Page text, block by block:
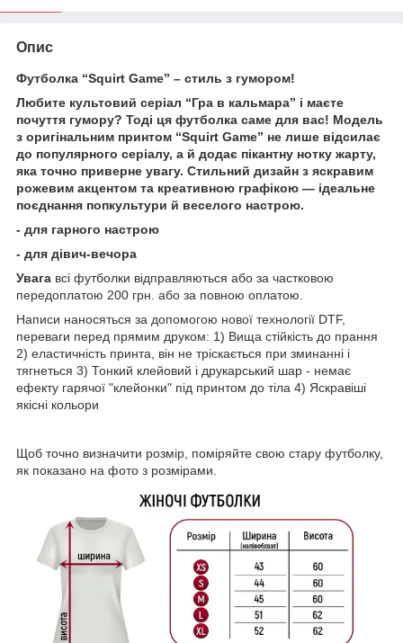
Опис
Футболка “Squirt Game” – стиль з гумором!
Любите культовий серіал “Гра в кальмара” і маєте
почуття гумору? Тоді ця футболка саме для вас! Модель
з оригінальним принтом “Squirt Game” не лише відсилає
до популярного серіалу, а й додає пікантну нотку жарту,
яка точно приверне увагу. Стильний дизайн з яскравим
рожевим акцентом та креативною графікою — ідеальне
поєднання попкультури й веселого настрою.
- для гарного настрою
- для дівич-вечора
Увага всі футболки відправляються або за частковою
передоплатою 200 грн. або за повною оплатою.
Написи наносяться за допомогою нової технології DTF,
переваги перед прямим друком: 1) Вища стійкість до прання
2) еластичність принта, він не тріскається при зминанні і
тягнеться 3) Тонкий клейовий і друкарський шар - немає
ефекту гарячої "клейонки" під принтом до тіла 4) Яскравіші
якісні кольори
Щоб точно визначити розмір, поміряйте свою стару футболку,
як показано на фото з розмірами.